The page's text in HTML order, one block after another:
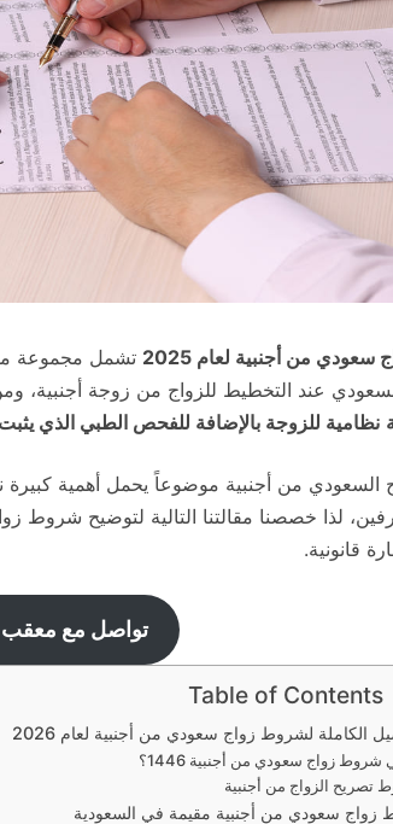
من أجنبية لعام 2025 تشمل مجموعة
عند التخطيط للزواج من زوجة
نظامية للزوجة بالإضافة للفحص الطبي الذي
السعودي من أجنبية موضوعاً يحمل أهمية
لذا خصصنا مقالتنا التالية لتوضيح شروط
قانونية.
تواصل مع
Table of Contents
الكاملة لشروط زواج سعودي من أجنبية لعام 2026
شروط زواج سعودي من أجنبية 1446؟
تصريح الزواج من أجنبية
زواج سعودي من أجنبية مقيمة في السعودية